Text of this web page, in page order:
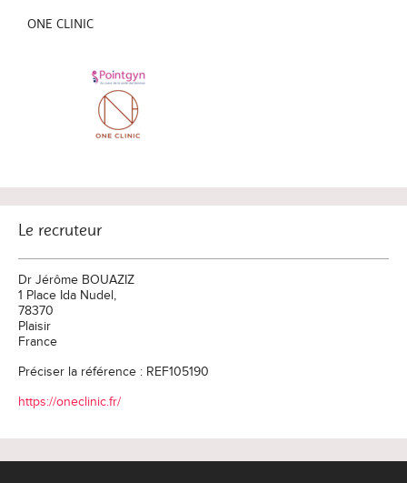
ONE CLINIC
Le recruteur
Dr Jérôme BOUAZIZ
1 Place Ida Nudel,
78370
Plaisir
France
Préciser la référence : REF105190
https://oneclinic.fr/